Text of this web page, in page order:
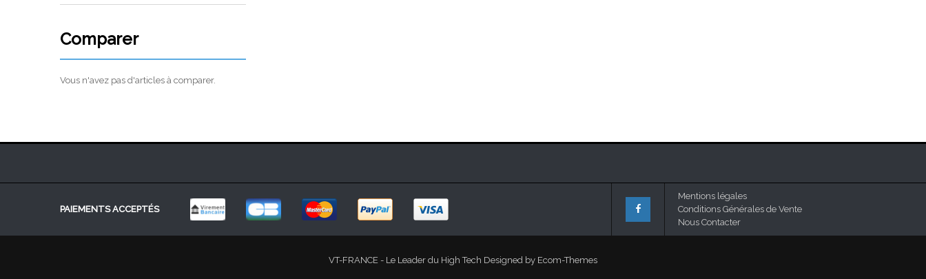
Comparer
Vous n'avez pas d'articles à comparer.
PAIEMENTS ACCEPTÉS
Mentions légales
Conditions Générales de Vente
Nous Contacter
VT-FRANCE - Le Leader du High Tech Designed by Ecom-Themes